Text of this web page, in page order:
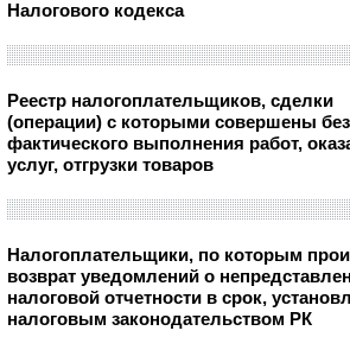
Налогового кодекса
Реестр налогоплательщиков, сделки
(операции) с которыми совершены без
фактического выполнения работ,
услуг, отгрузки товаров
Налогоплательщики, по которым
возврат уведомлений о
налоговой отчетности в срок,
налоговым законодательством РК